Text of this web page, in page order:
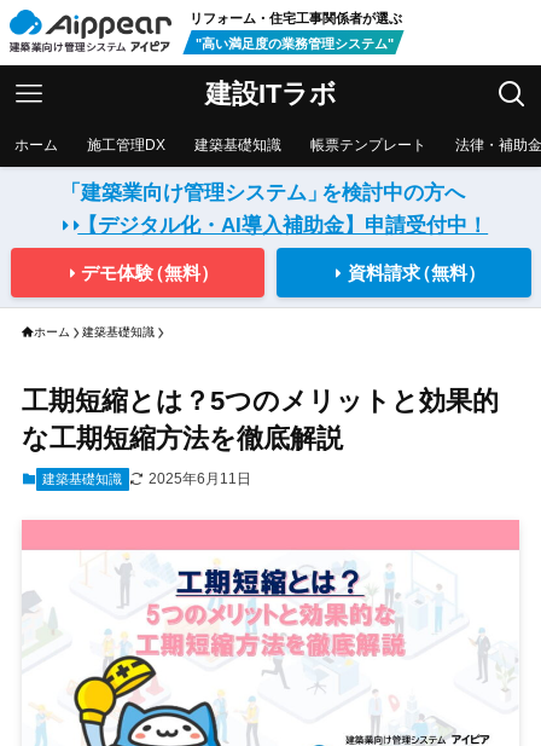
リフォーム・住宅工事関係者が選ぶ
"高い満足度の業務管理システム"
建設ITラボ
ホーム 施工管理DX 建築基礎知識 帳票テンプレート 法律・補助金
「建築業向け管理システム」を検討中の方へ
【デジタル化・AI導入補助金】申請受付中！
デモ体験（無料） 資料請求（無料）
ホーム 建築基礎知識
工期短縮とは？5つのメリットと効果的
な工期短縮方法を徹底解説
建築基礎知識 2025年6月11日